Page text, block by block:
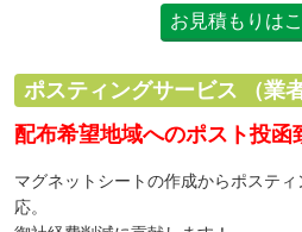
お見積もりは
ポスティングサービス
（業
配布希望地域へのポスト投函
マグネットシートの作成からポステ
応。